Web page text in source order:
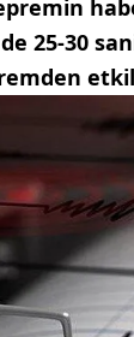
25-30